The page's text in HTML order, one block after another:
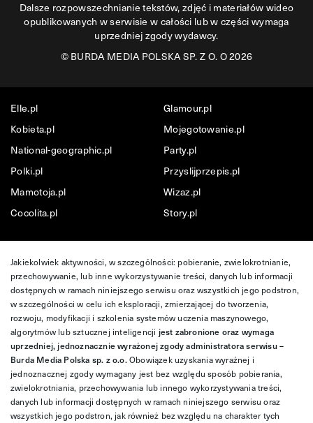
Dalsze rozpowszechnianie tekstów, zdjęć i materiałów wideo
opublikowanych w serwisie w całości lub w części wymaga
uprzedniej zgody wydawcy.
©BURDA MEDIA POLSKA SP. Z O. O 2026
Elle.pl
Glamour.pl
Kobieta.pl
Mojegotowanie.pl
National-geographic.pl
Party.pl
Polki.pl
Przyslijprzepis.pl
Mamotoja.pl
Wizaz.pl
Cocolita.pl
Story.pl
Jakiekolwiek aktywności, w szczególności: pobieranie, zwielokrotnianie,
przechowywanie, lub inne wykorzystywanie treści, danych lub informacji
dostępnych w ramach niniejszego serwisu oraz wszystkich jego podstron,
w szczególności w celu ich eksploracji, zmierzającej do tworzenia,
rozwoju, modyfikacji i szkolenia systemów uczenia maszynowego,
algorytmów lub sztucznej inteligencji jest zabronione oraz wymaga
uprzedniej, jednoznacznie wyrażonej zgody administratora serwisu –
Burda Media Polska sp. z o.o.Obowiązek uzyskania wyraźnej i
jednoznacznej zgody wymagany jest bez względu sposób pobierania,
zwielokrotniania, przechowywania lub innego wykorzystywania treści,
danych lub informacji dostępnych w ramach niniejszego serwisu oraz
wszystkich jego podstron, jak również bez względu na charakter tych